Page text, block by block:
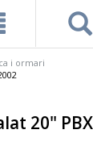
i ormari
20"